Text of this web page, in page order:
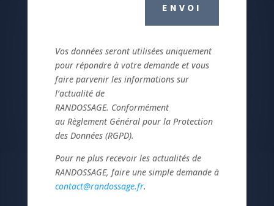
ENVOI
Vos données seront utilisées uniquement
pour répondre à votre demande et vous
faire parvenir les informations sur
l’actualité de
RANDOSSAGE. Conformément
au Règlement Général pour la Protection
des Données (RGPD).
Pour ne plus recevoir les actualités de
RANDOSSAGE, faire une simple demande à
contact@randossage.fr.